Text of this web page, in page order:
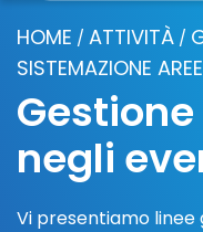
HOME / ATTIVITÀ /
SISTEMAZIONE
negli
Vi presentiamo linee